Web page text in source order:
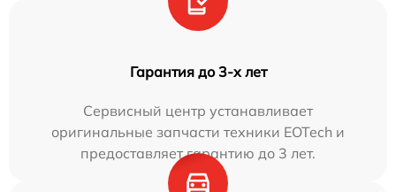
Гарантия до 3-х лет
Сервисный центр устанавливает
оригинальные запчасти техники EOTech и
предоставляет гарантию до 3 лет.